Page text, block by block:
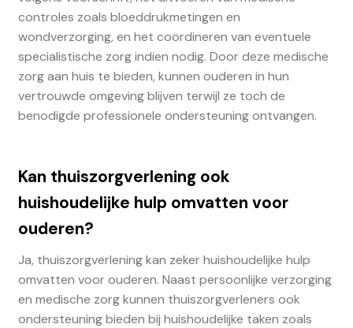
controles zoals bloeddrukmetingen en
wondverzorging, en het coördineren van eventuele
specialistische zorg indien nodig. Door deze medische
zorg aan huis te bieden, kunnen ouderen in hun
vertrouwde omgeving blijven terwijl ze toch de
benodigde professionele ondersteuning ontvangen.
Kan thuiszorgverlening ook
huishoudelijke hulp omvatten voor
ouderen?
Ja, thuiszorgverlening kan zeker huishoudelijke hulp
omvatten voor ouderen. Naast persoonlijke verzorging
en medische zorg kunnen thuiszorgverleners ook
ondersteuning bieden bij huishoudelijke taken zoals